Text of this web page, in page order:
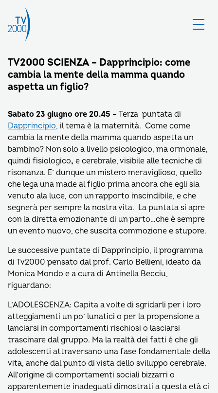
TV2000 SCIENZA – Dapprincipio: come
cambia la mente della mamma quando
aspetta un figlio?
Sabato 23 giugno ore 20.45 – Terza puntata di
Dapprincipio, il tema è la maternità. Come come
cambia la mente della mamma quando aspetta un
bambino? Non solo a livello psicologico, ma ormonale,
quindi fisiologico, e cerebrale, visibile alle tecniche di
risonanza. E’ dunque un mistero meraviglioso, quello
che lega una made al figlio prima ancora che egli sia
venuto ala luce, con un rapporto inscindibile, e che
segnerà per sempre la nostra vita. La puntata si apre
con la diretta emozionante di un parto…che è sempre
un evento nuovo, che suscita commozione e stupore.
Le successive puntate di Dapprincipio, il programma
di Tv2000 pensato dal prof. Carlo Bellieni, ideato da
Monica Mondo e a cura di Antinella Becciu,
riguardano:
L’ADOLESCENZA: Capita a volte di sgridarli per i loro
atteggiamenti un po’ lunatici o per la propensione a
lanciarsi in comportamenti rischiosi o lasciarsi
trascinare dal gruppo. Ma la realtà dei fatti è che gli
adolescenti attraversano una fase fondamentale della
vita, anche dal punto di vista dello sviluppo cerebrale.
All’origine di comportamenti sociali bizzarri o
apparentemente inadeguati dimostrati a questa età ci